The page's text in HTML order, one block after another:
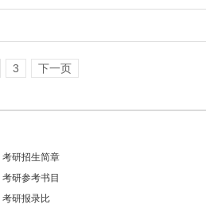
3 下一页
考研招生简章
考研参考书目
考研报录比